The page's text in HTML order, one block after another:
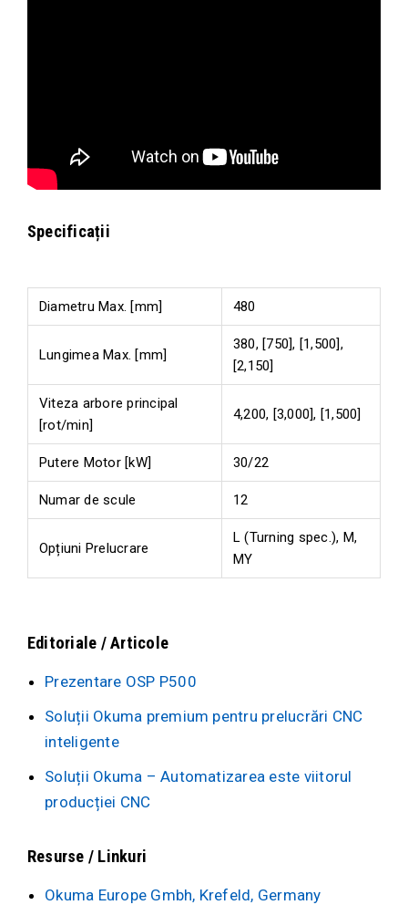
Specificații
Diametru Max. [mm] 480
Lungimea Max. [mm]
380, [750], [1,500],
[2,150]
Viteza arbore principal
[rot/min]
4,200, [3,000], [1,500]
Putere Motor [kW] 30/22
Numar de scule 12
Opțiuni Prelucrare
L (Turning spec.), M,
MY
Editoriale / Articole
Prezentare OSP P500
Soluții Okuma premium pentru prelucrări CNC
inteligente
Soluții Okuma – Automatizarea este viitorul
producției CNC
Resurse / Linkuri
Okuma Europe Gmbh, Krefeld, Germany